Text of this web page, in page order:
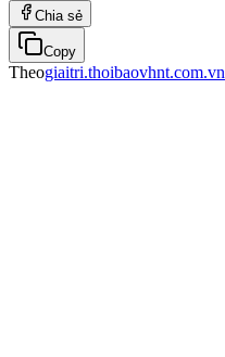
Chia sẻ
Copy
Theogiaitri.thoibaovhnt.com.vn